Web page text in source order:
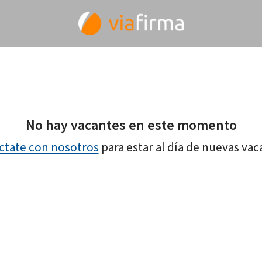
No hay vacantes en este momento
con nosotros para estar al día de nuevas